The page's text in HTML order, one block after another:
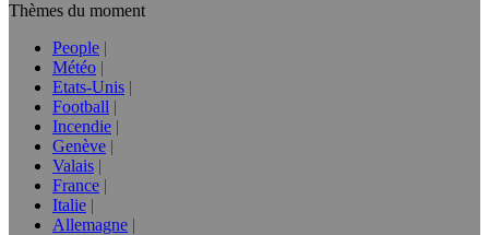
Thèmes du moment
People
Météo
Etats-Unis
Football
Incendie
Genève
Valais
France
Italie
Allemagne